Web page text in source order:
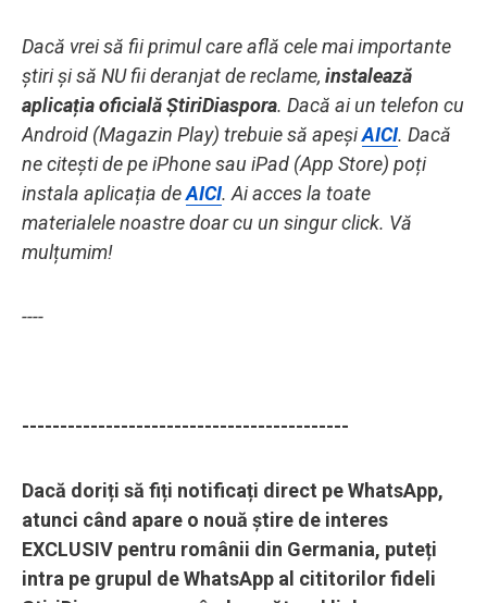
Dacă vrei să fii primul care află cele mai importante
știri și să NU fii deranjat de reclame, instalează
aplicația oficială ȘtiriDiaspora. Dacă ai un telefon cu
Android (Magazin Play) trebuie să apeșiAICI. Dacă
ne citești de pe iPhone sau iPad (App Store) poți
instala aplicația deAICI. Ai acces la toate
materialele noastre doar cu un singur click. Vă
mulțumim!
----
-------------------------------------------
Dacă doriți să fiți notificați direct pe WhatsApp,
atunci când apare o nouă știre de interes
EXCLUSIV pentru românii din Germania, puteți
intra pe grupul de WhatsApp al cititorilor fideli